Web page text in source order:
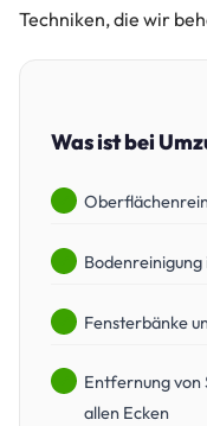
Techniken, die wir
Was ist bei
Fensterbänke
Entfernung von
allen Ecken